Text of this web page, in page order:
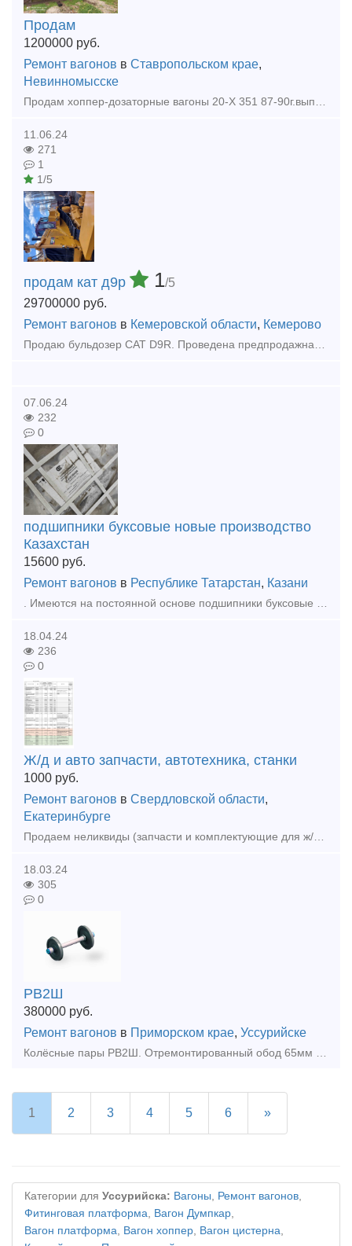
Продам
1200000 руб.
Ремонт вагонов в Ставропольском крае,
Невинномысске
Продам хоппер-дозаторные вагоны 20-Х 351 87-90г.выпуска, на пути собственного пользования! Вналичии 54 шт, так же имеется много другой ж.д техники!
11.06.24
271
1
1/5
продам кат д9р 1/5
29700000 руб.
Ремонт вагонов в Кемеровской области, Кемерово
Продаю бульдозер CAT D9R. Проведена предпродажная подготовка, тнвд проверен и отрегулирован на стенде. Ходовая система, гидравлика, КПП, фрикционы в отличном состоянии, сегменты натяжные колеса (ленив
07.06.24
232
0
подшипники буксовые новые производство
Казахстан
15600 руб.
Ремонт вагонов в Республике Татарстан, Казани
. Имеются на постоянной основе подшипники буксовые казахстанские, парные, упаковка не вскрывается. Паспорта на месте. Цена 15600 с ндс за 1 штуку . Всегда наличии партия 1008 шт. Паспорта и фото пре
18.04.24
236
0
Ж/д и авто запчасти, автотехника, станки
1000 руб.
Ремонт вагонов в Свердловской области,
Екатеринбурге
Продаем неликвиды (запчасти и комплектующие для ж/д транспорта), станки, автотехнику, автозапчасти (новые). Перечень продаваемого имущества во вложенном файле. По запросу вышлем фото, список в эксель
18.03.24
305
0
РВ2Ш
380000 руб.
Ремонт вагонов в Приморском крае, Уссурийске
Колёсные пары РВ2Ш. Отремонтированный обод 65мм и более
1 2 3 4 5 6 »
Категории для Уссурийска: Вагоны, Ремонт вагонов,
Фитинговая платформа, Вагон Думпкар,
Вагон платформа, Вагон хоппер, Вагон цистерна,